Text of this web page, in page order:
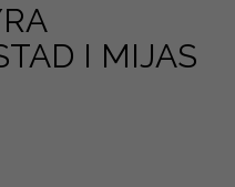
I MIJAS